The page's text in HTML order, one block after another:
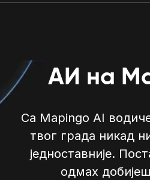
АИ на
Са Mapingo AI
твог града никад
једноставније.
одмах